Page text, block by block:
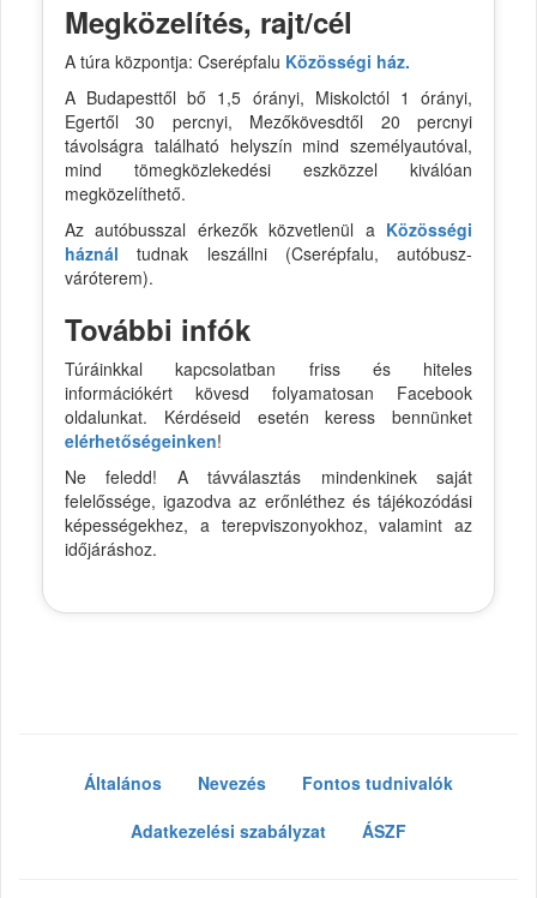
Megközelítés, rajt/cél
A túra központja: Cserépfalu Közösségi ház.
A Budapesttől bő 1,5 órányi, Miskolctól 1 órányi,
Egertől 30 percnyi, Mezőkövesdtől 20 percnyi
távolságra található helyszín mind személyautóval,
mind tömegközlekedési eszközzel kiválóan
megközelíthető.
Az autóbusszal érkezők közvetlenül a Közösségi
háznál tudnak leszállni (Cserépfalu, autóbusz-
váróterem).
További infók
Túráinkkal kapcsolatban friss és hiteles
információkért kövesd folyamatosan Facebook
oldalunkat. Kérdéseid esetén keress bennünket
elérhetőségeinken!
Ne feledd! A távválasztás mindenkinek saját
felelőssége, igazodva az erőnléthez és tájékozódási
képességekhez, a terepviszonyokhoz, valamint az
időjáráshoz.
Általános Nevezés
Fontos tudnivalók
Adatkezelési szabályzat
ÁSZF